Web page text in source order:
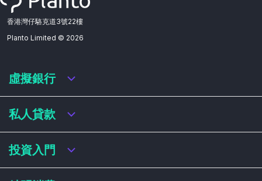
香港灣仔駱克道3號22樓
Planto Limited © 2026
虛擬銀行
虛擬銀行迎新優惠
虛擬銀行存款利率比較
虛擬銀行銀扣賬卡 / 信用卡
虛擬銀行貸款
私人貸款
私人貸款年利率比較
網上即批貸款
結餘轉戶
投資入門